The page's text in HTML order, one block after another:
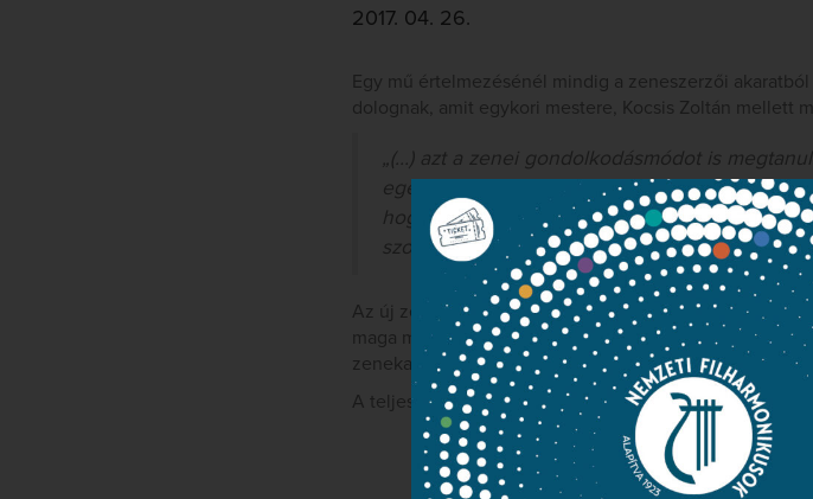
2017. 04. 26.
Egy mű értelmezésénél mindig a zeneszerzői
dolognak, amit egykori mestere, Kocsis Zoltán mellett
„(…) azt a zenei gondolkodásmódot is
egészként értelmezi a zenét és az előadást,
hogy kiinduljon. Ennek megfelelően az
szorítani, és a szerző akaratát kell előtérbe
Az új zeneigazgató kiemelte: biztos benne, hogy
maga mellé, akivel együtt át tudja majd hidalni a
zenekart, mind a próbák, mind az előadások alatt.
A teljes interjú ide kattintva olvasható el.